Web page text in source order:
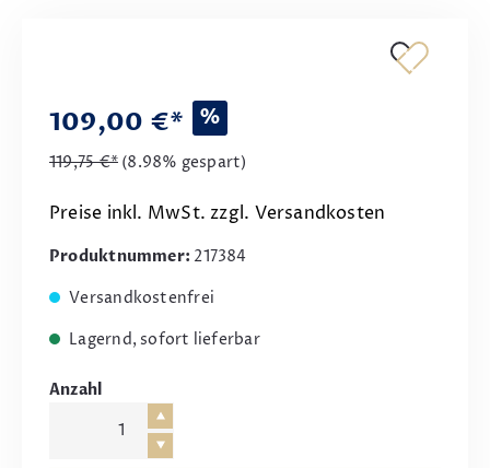
109,00 €* %
119,75 €* (8.98% gespart)
Preise inkl. MwSt. zzgl. Versandkosten
Produktnummer: 217384
Versandkostenfrei
Lagernd, sofort lieferbar
Anzahl